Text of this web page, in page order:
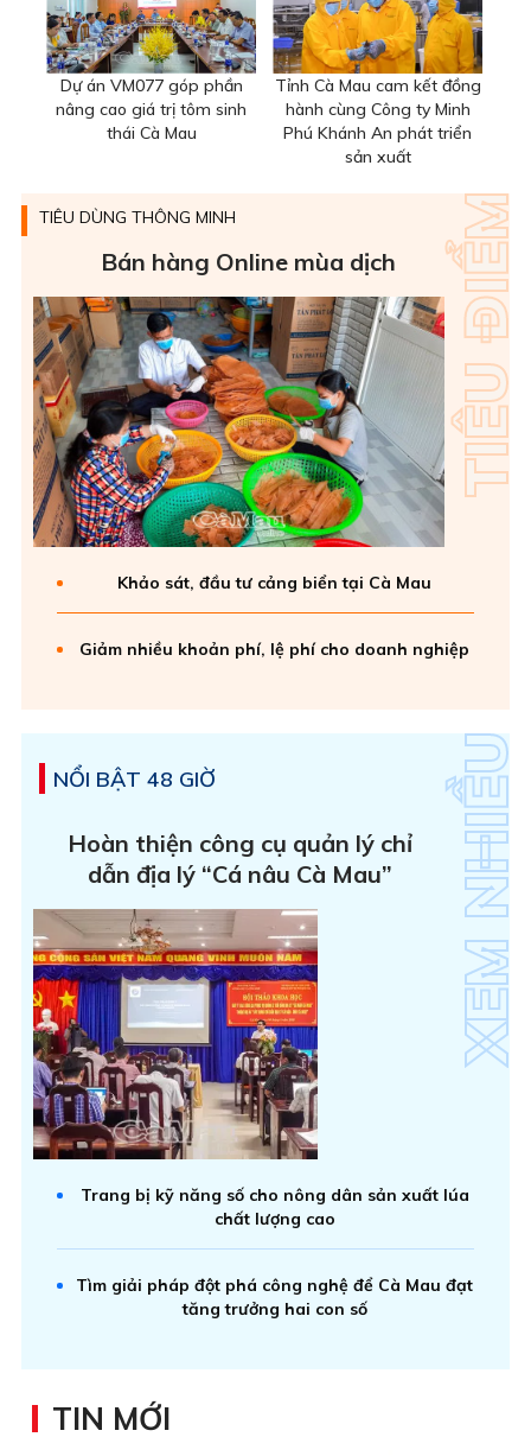
Dự án VM077 góp phần
nâng cao giá trị tôm sinh
thái Cà Mau
Tỉnh Cà Mau cam kết đồng
hành cùng Công ty Minh
Phú Khánh An phát triển
sản xuất
TIÊU DÙNG THÔNG MINH
Bán hàng Online mùa dịch
Khảo sát, đầu tư cảng biển tại Cà Mau
Giảm nhiều khoản phí, lệ phí cho doanh nghiệp
NỔI BẬT 48 GIỜ
Hoàn thiện công cụ quản lý chỉ
dẫn địa lý “Cá nâu Cà Mau”
Trang bị kỹ năng số cho nông dân sản xuất lúa
chất lượng cao
Tìm giải pháp đột phá công nghệ để Cà Mau đạt
tăng trưởng hai con số
TIN MỚI